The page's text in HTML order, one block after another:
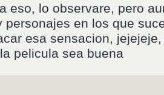
eso, lo observare, pero
personajes en los que
esa sensacion,
pelicula sea buena